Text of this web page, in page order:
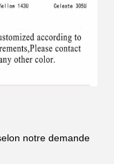
notre demande